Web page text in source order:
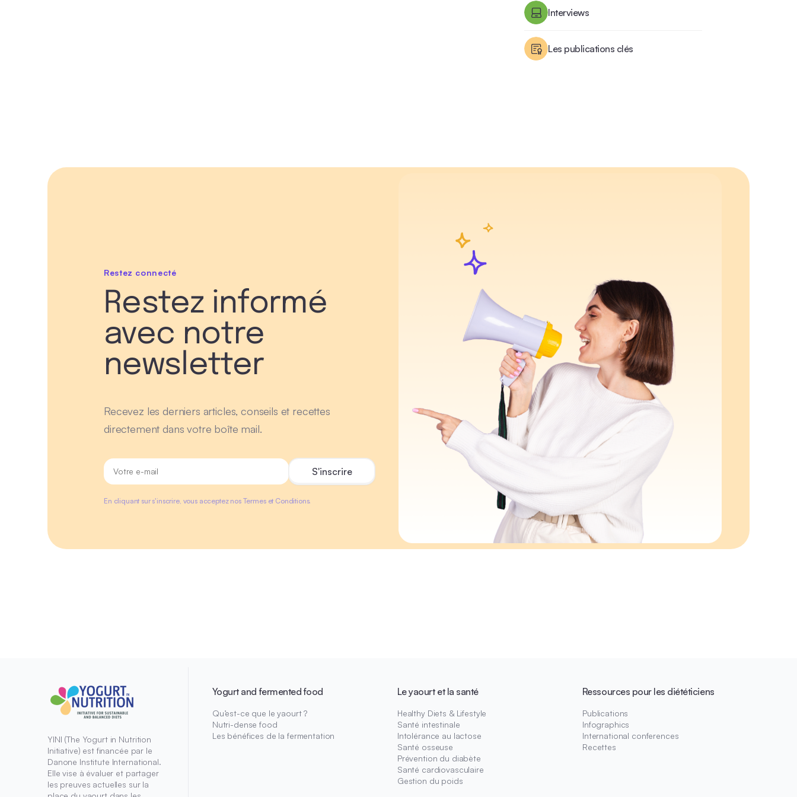
Interviews
Les publications clés
Restez connecté
Restez informé
avec notre
newsletter
Recevez les derniers articles, conseils et recettes
directement dans votre boîte mail.
En cliquant sur s'inscrire, vous acceptez nos Termes et Conditions.
Yogurt and fermented food
Qu’est-ce que le yaourt ?
Nutri-dense food
Les bénéfices de la fermentation
Le yaourt et la santé
Healthy Diets & Lifestyle
Santé intestinale
Intolérance au lactose
Santé osseuse
Prévention du diabète
Santé cardiovasculaire
Gestion du poids
Ressources pour les diététiciens
Publications
Infographics
International conferences
Recettes
YINI (The Yogurt in Nutrition
Initiative) est financée par le
Danone Institute International.
Elle vise à évaluer et partager
les preuves actuelles sur la